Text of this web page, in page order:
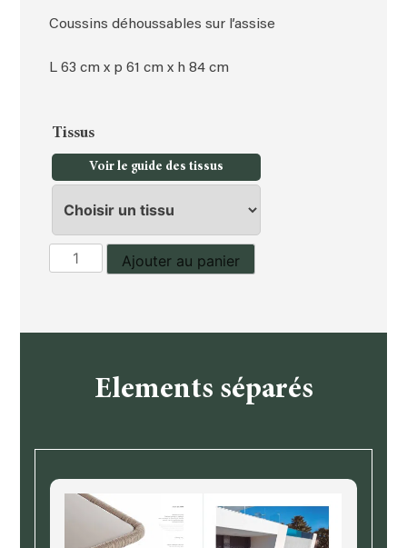
Coussins déhoussables sur l’assise
L 63 cm x p 61 cm x h 84 cm
Tissus
Voir le guide des tissus
quantité
de
Ajouter au panier
Elements séparés